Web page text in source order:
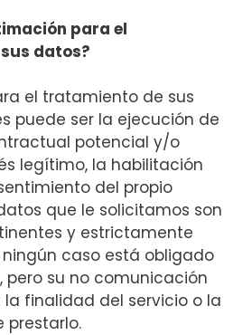
para el
datos?
el tratamiento de sus
puede ser la ejecución de
potencial y/o
legítimo, la habilitación
del propio
que le solicitamos son
y estrictamente
caso está obligado
pero su no comunicación
finalidad del servicio o la
prestarlo.